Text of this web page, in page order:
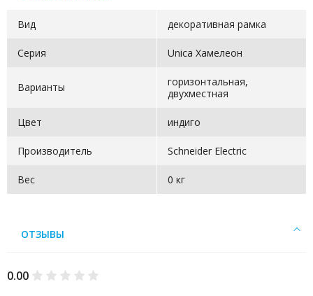
Вид декоративная рамка
Серия Unica Хамелеон
Варианты
горизонтальная,
двухместная
Цвет индиго
Производитель Schneider Electric
Вес 0 кг
ОТЗЫВЫ
0.00